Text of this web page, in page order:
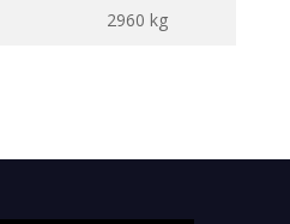
2960 kg